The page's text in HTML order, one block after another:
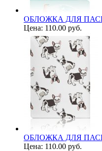
ОБЛОЖКА ДЛЯ
Цена: 110.00 руб.
ОБЛОЖКА ДЛЯ
Цена: 110.00 руб.